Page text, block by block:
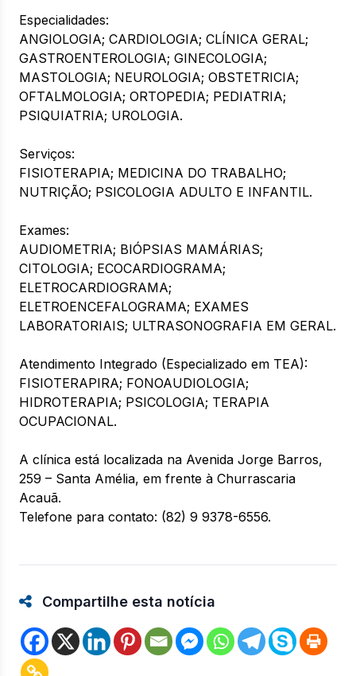
Especialidades:
ANGIOLOGIA; CARDIOLOGIA; CLÍNICA GERAL;
GASTROENTEROLOGIA; GINECOLOGIA;
MASTOLOGIA; NEUROLOGIA; OBSTETRICIA;
OFTALMOLOGIA; ORTOPEDIA; PEDIATRIA;
PSIQUIATRIA; UROLOGIA.
Serviços:
FISIOTERAPIA; MEDICINA DO TRABALHO;
NUTRIÇÃO; PSICOLOGIA ADULTO E INFANTIL.
Exames:
AUDIOMETRIA; BIÓPSIAS MAMÁRIAS;
CITOLOGIA; ECOCARDIOGRAMA;
ELETROCARDIOGRAMA;
ELETROENCEFALOGRAMA; EXAMES
LABORATORIAIS; ULTRASONOGRAFIA EM GERAL.
Atendimento Integrado (Especializado em TEA):
FISIOTERAPIRA; FONOAUDIOLOGIA;
HIDROTERAPIA; PSICOLOGIA; TERAPIA
OCUPACIONAL.
A clínica está localizada na Avenida Jorge Barros,
259 – Santa Amélia, em frente à Churrascaria
Acauã.
Telefone para contato: (82) 9 9378-6556.
Compartilhe esta notícia